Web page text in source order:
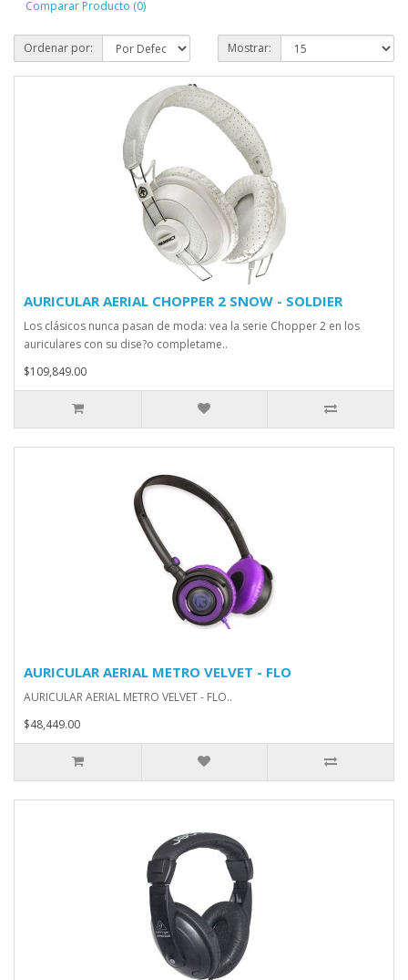
Comparar Producto (0)
Ordenar por: Mostrar:
AURICULAR AERIAL CHOPPER 2 SNOW - SOLDIER
Los clásicos nunca pasan de moda: vea la serie Chopper 2 en los
auriculares con su dise?o completame..
$109,849.00
AURICULAR AERIAL METRO VELVET - FLO
AURICULAR AERIAL METRO VELVET - FLO..
$48,449.00